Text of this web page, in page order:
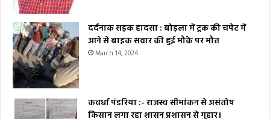
दर्दनाक सड़क हादसा : बोड़ला में ट्रक की चपेट में
आने से बाइक सवार की हुई मौके पर मौत
March 14, 2024
कवर्धा पंडरिया :- राजस्व सीमांकन से असंतोष
किसान लगा रहा शासन प्रशासन से गुहार।